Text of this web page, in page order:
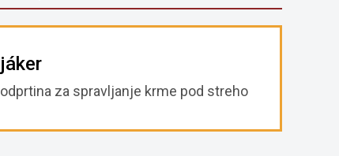
jáker
odprtina za spravljanje krme pod streho